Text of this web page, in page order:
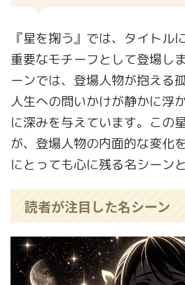
『星を掬う』では、タイトル
重要なモチーフとして登場し
ーンでは、登場人物が抱える
人生への問いかけが静かに浮
に深みを与えています。この
が、登場人物の内面的な変化
にとっても心に残る名シーン
読者が注目した名シーン